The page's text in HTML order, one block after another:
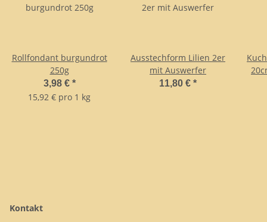
Rollfondant burgundrot
250g
3,98 € *
15,92 € pro 1 kg
Ausstechform Lilien 2er
mit Auswerfer
11,80 € *
Kontakt